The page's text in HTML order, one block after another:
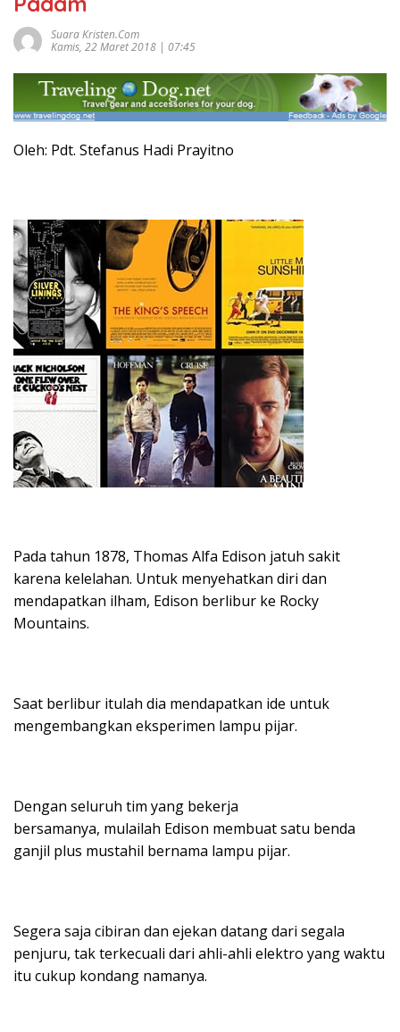
Suara Kristen.com
Kamis, 22 Maret 2018 | 07:45
Oleh: Pdt. Stefanus Hadi Prayitno
Pada tahun 1878, Thomas Alfa Edison jatuh sakit
karena kelelahan. Untuk menyehatkan diri dan
mendapatkan ilham, Edison berlibur ke Rocky
Mountains.
Saat berlibur itulah dia mendapatkan ide untuk
mengembangkan eksperimen lampu pijar.
Dengan seluruh tim yang bekerja
bersamanya, mulailah Edison membuat satu benda
ganjil plus mustahil bernama lampu pijar.
Segera saja cibiran dan ejekan datang dari segala
penjuru, tak terkecuali dari ahli-ahli elektro yang waktu
itu cukup kondang namanya.